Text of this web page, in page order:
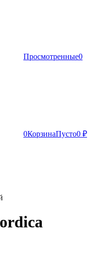
Просмотренные0
0КорзинаПусто0 ₽